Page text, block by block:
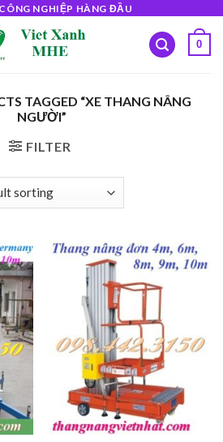
NGHIỆP HÀNG ĐẦU
0
TAGGED “XE THANG NÂNG
NGƯỜI”
FILTER